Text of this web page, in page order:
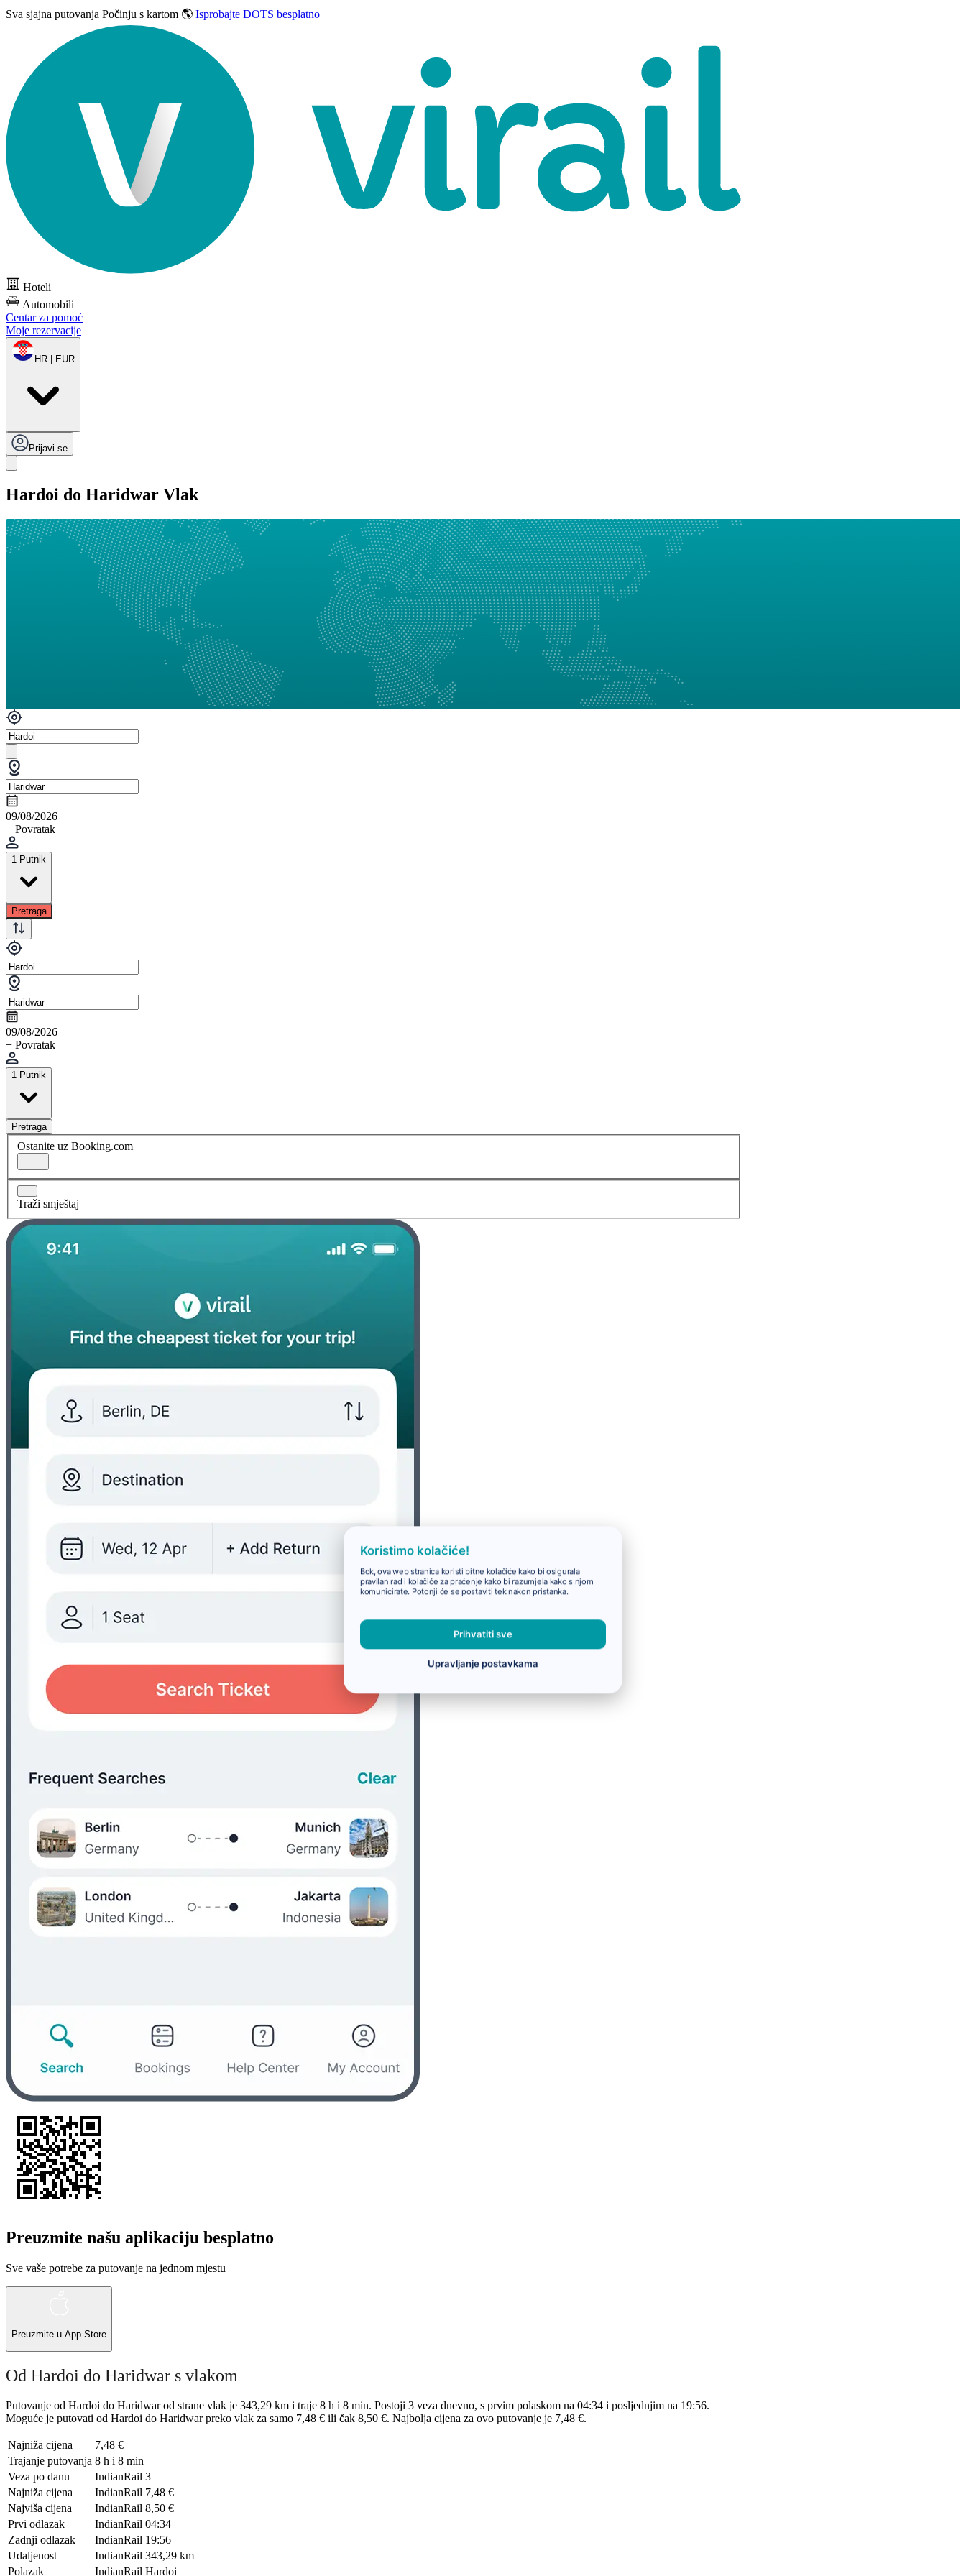
Sva sjajna putovanja Počinju s kartom 🌎 Isprobajte DOTS besplatno
Hoteli
Automobili
Centar za pomoć
Moje rezervacije
HR | EUR
Prijavi se
Hardoi do Haridwar Vlak
09/08/2026
+ Povratak
1 Putnik
Pretraga
09/08/2026
+ Povratak
1 Putnik
Pretraga
Ostanite uz Booking.com
Traži smještaj
Preuzmite našu aplikaciju besplatno
Sve vaše potrebe za putovanje na jednom mjestu
Preuzmite u App Store
Od Hardoi do Haridwar s vlakom
Putovanje od Hardoi do Haridwar od strane vlak je 343,29 km i traje 8 h i 8 min. Postoji 3 veza dnevno, s prvim polaskom na 04:34 i posljednjim na 19:56.
Moguće je putovati od Hardoi do Haridwar preko vlak za samo 7,48 € ili čak 8,50 €. Najbolja cijena za ovo putovanje je 7,48 €.
Najniža cijena
7,48 €
Trajanje putovanja 8 h i 8 min
Veza po danu
IndianRail 3
Najniža cijena
IndianRail 7,48 €
Najviša cijena
IndianRail 8,50 €
Prvi odlazak
IndianRail 04:34
Zadnji odlazak
IndianRail 19:56
Udaljenost
IndianRail 343,29 km
Polazak
IndianRail Hardoi
Koristimo kolačiće!
Bok, ova web stranica koristi bitne kolačiće kako bi osigurala
pravilan rad i kolačiće za praćenje kako bi razumjela kako s njom
komunicirate. Potonji će se postaviti tek nakon pristanka.
Prihvatiti sve
Upravljanje postavkama